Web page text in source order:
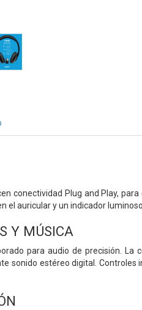
conectividad Plug and Play,
el auricular y un indicador
Y MÚSICA
para audio de precisión. La
sonido estéreo digital. Controles